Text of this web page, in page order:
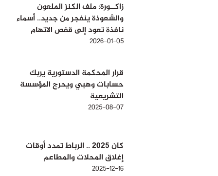
زاكــورة: ملف الكنز الملعون
والشعوذة ينفجر من جديد.. أسماء
نافذة تعود إلى قفص الاتهام
2026-01-05
قرار المحكمة الدستورية يربك
حسابات وهبي ويحرج المؤسسة
التشريعية
2025-08-07
كان 2025 .. الرباط تمدد أوقات
إغلاق المحلات والمطاعم
2025-12-16